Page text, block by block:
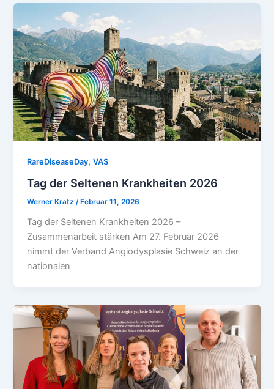
RareDiseaseDay,VAS
Tag der Seltenen Krankheiten 2026
Werner Kratz/ Februar 11, 2026
Tag der Seltenen Krankheiten 2026 –
Zusammenarbeit stärken Am 27. Februar 2026
nimmt der Verband Angiodysplasie Schweiz an der
nationalen